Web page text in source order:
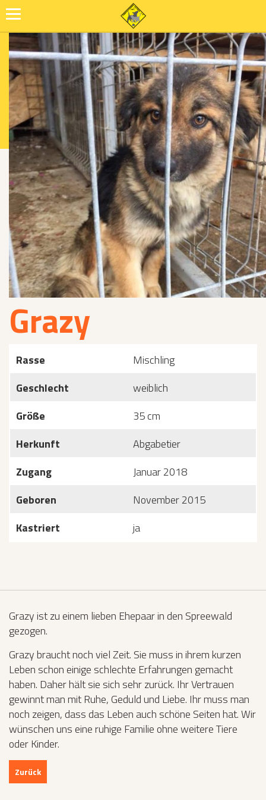
Grazy
Rasse
Mischling
Geschlecht
weiblich
Größe
35 cm
Herkunft
Abgabetier
Zugang
Januar 2018
Geboren
November 2015
Kastriert
ja
Grazy ist zu einem lieben Ehepaar in den Spreewald
gezogen.
Grazy braucht noch viel Zeit. Sie muss in ihrem kurzen
Leben schon einige schlechte Erfahrungen gemacht
haben. Daher hält sie sich sehr zurück. Ihr Vertrauen
gewinnt man mit Ruhe, Geduld und Liebe. Ihr muss man
noch zeigen, dass das Leben auch schöne Seiten hat. Wir
wünschen uns eine ruhige Familie ohne weitere Tiere
oder Kinder.
Zurück